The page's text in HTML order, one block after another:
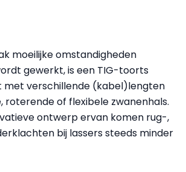
moeilijke omstandigheden
gewerkt, is een TIG-toorts
met verschillende (kabel)lengten
roterende of flexibele zwanenhals.
ontwerp ervan komen rug-,
bij lassers steeds minder